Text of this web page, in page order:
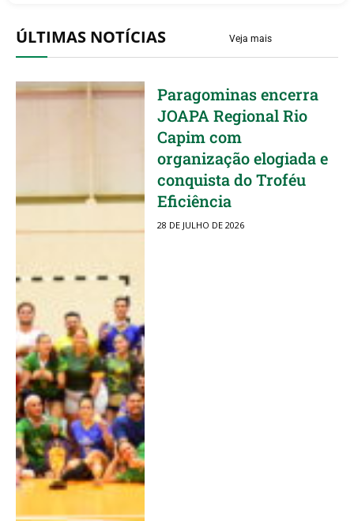
Paragominas encerra
JOAPA Regional Rio
Capim com
organização elogiada e
conquista do Troféu
Eficiência
28 DE JULHO DE 2026
ÚLTIMAS NOTÍCIAS Veja mais